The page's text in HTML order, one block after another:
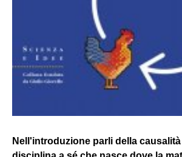
Nell'introduzione parli della